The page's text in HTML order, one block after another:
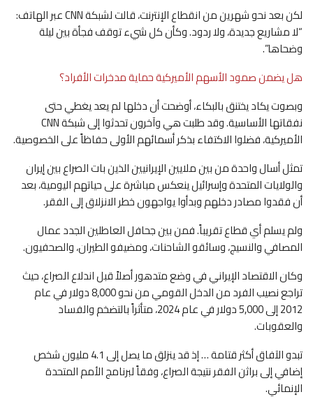
لكن بعد نحو شهرين من انقطاع الإنترنت، قالت لشبكة CNN عبر الهاتف:
“لا مشاريع جديدة، ولا ردود. وكأن كل شيء توقف فجأة بين ليلة
وضحاها”.
هل يضمن صمود الأسهم الأميركية حماية مدخرات الأفراد؟
وبصوت يكاد يختنق بالبكاء، أوضحت أن دخلها لم يعد يغطي حتى
نفقاتها الأساسية. وقد طلبت هي وآخرون تحدثوا إلى شبكة CNN
الأميركية، فضلوا الاكتفاء بذكر أسمائهم الأولى حفاظاً على الخصوصية.
تمثل أسال واحدة من بين ملايين الإيرانيين الذين بات الصراع بين إيران
والولايات المتحدة وإسرائيل ينعكس مباشرة على حياتهم اليومية، بعد
أن فقدوا مصادر دخلهم وبدأوا يواجهون خطر الانزلاق إلى الفقر.
ولم يسلم أي قطاع تقريباً. فمن بين جحافل العاطلين الجدد عمال
المصافي والنسيج، وسائقو الشاحنات، ومضيفو الطيران، والصحفيون.
وكان الاقتصاد الإيراني في وضع متدهور أصلاً قبل اندلاع الصراع، حيث
تراجع نصيب الفرد من الدخل القومي من نحو 8,000 دولار في عام
2012 إلى 5,000 دولار في عام 2024، متأثراً بالتضخم والفساد
والعقوبات.
تبدو الآفاق أكثر قتامة … إذ قد ينزلق ما يصل إلى 4.1 مليون شخص
إضافي إلى براثن الفقر نتيجة الصراع، وفقاً لبرنامج الأمم المتحدة
الإنمائي.